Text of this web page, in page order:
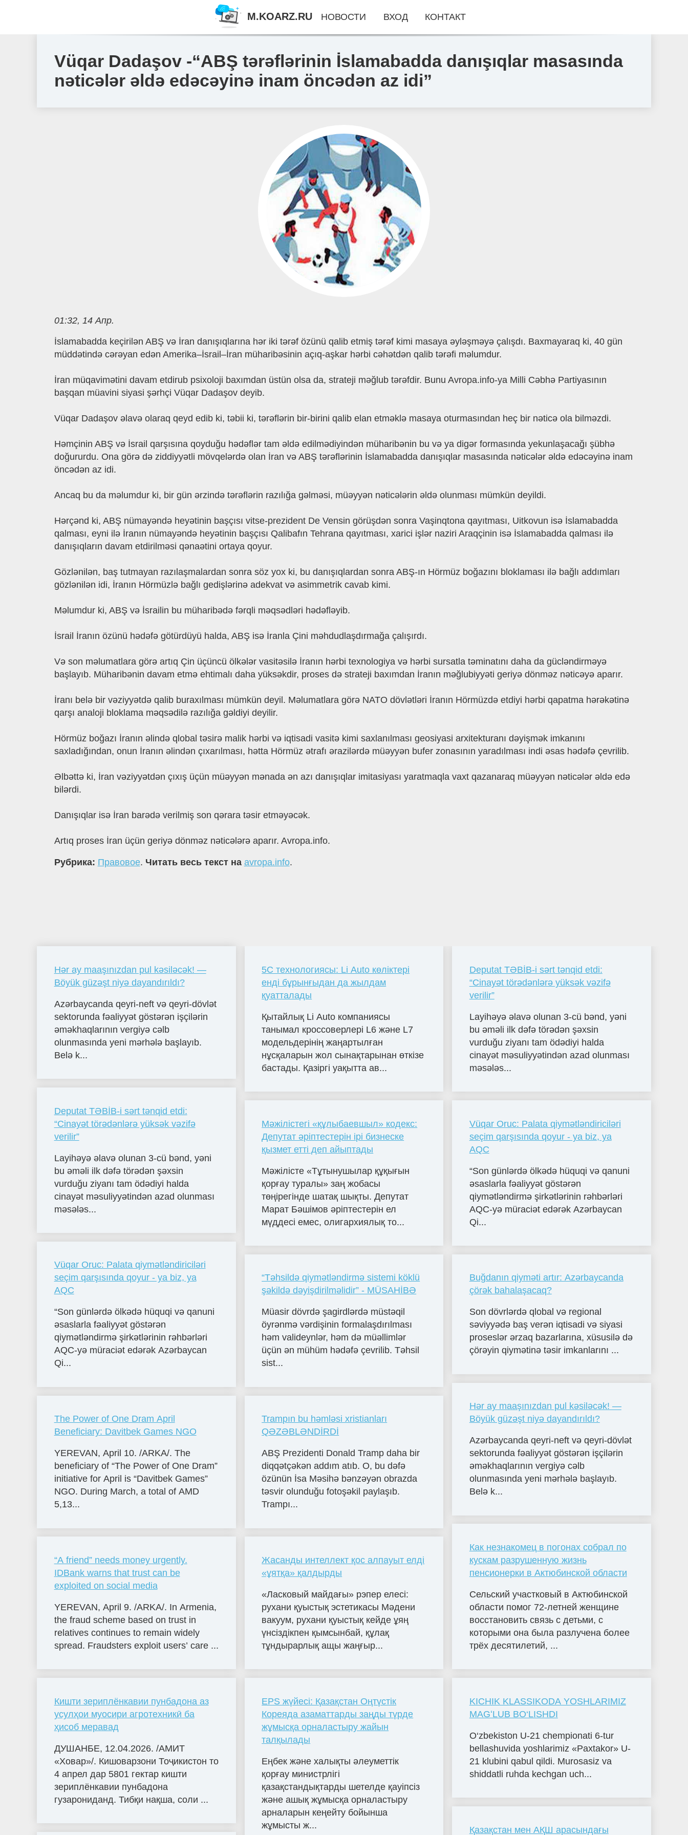
Vüqar Dadaşov -“ABŞ tərəflərinin İslamabadda danışıqlar masasında
nəticələr əldə edəcəyinə inam öncədən az idi”
01:32, 14 Апр.
İslamabadda keçirilən ABŞ və İran danışıqlarına hər iki tərəf özünü qalib etmiş tərəf kimi masaya əyləşməyə çalışdı. Baxmayaraq ki, 40 gün
müddətində cərəyan edən Amerika–İsrail–İran müharibəsinin açıq-aşkar hərbi cəhətdən qalib tərəfi məlumdur.
İran müqavimətini davam etdirub psixoloji baxımdan üstün olsa da, strateji məğlub tərəfdir. Bunu Avropa.info-ya Milli Cəbhə Partiyasının
başqan müavini siyasi şərhçi Vüqar Dadaşov deyib.
Vüqar Dadaşov əlavə olaraq qeyd edib ki, təbii ki, tərəflərin bir-birini qalib elan etməklə masaya oturmasından heç bir nəticə ola bilməzdi.
Həmçinin ABŞ və İsrail qarşısına qoyduğu hədəflər tam əldə edilmədiyindən müharibənin bu və ya digər formasında yekunlaşacağı şübhə
doğururdu. Ona görə də ziddiyyətli mövqelərdə olan İran və ABŞ tərəflərinin İslamabadda danışıqlar masasında nəticələr əldə edəcəyinə inam
öncədən az idi.
Ancaq bu da məlumdur ki, bir gün ərzində tərəflərin razılığa gəlməsi, müəyyən nəticələrin əldə olunması mümkün deyildi.
Hərçənd ki, ABŞ nümayəndə heyətinin başçısı vitse-prezident De Vensin görüşdən sonra Vaşinqtona qayıtması, Uitkovun isə İslamabadda
qalması, eyni ilə İranın nümayəndə heyətinin başçısı Qalibafın Tehrana qayıtması, xarici işlər naziri Araqçinin isə İslamabadda qalması ilə
danışıqların davam etdirilməsi qənaətini ortaya qoyur.
Gözlənilən, baş tutmayan razılaşmalardan sonra söz yox ki, bu danışıqlardan sonra ABŞ-ın Hörmüz boğazını bloklaması ilə bağlı addımları
gözlənilən idi, İranın Hörmüzlə bağlı gedişlərinə adekvat və asimmetrik cavab kimi.
Məlumdur ki, ABŞ və İsrailin bu müharibədə fərqli məqsədləri hədəfləyib.
İsrail İranın özünü hədəfə götürdüyü halda, ABŞ isə İranla Çini məhdudlaşdırmağa çalışırdı.
Və son məlumatlara görə artıq Çin üçüncü ölkələr vasitəsilə İranın hərbi texnologiya və hərbi sursatla təminatını daha da gücləndirməyə
başlayıb. Müharibənin davam etmə ehtimalı daha yüksəkdir, proses də strateji baxımdan İranın məğlubiyyəti geriyə dönməz nəticəyə aparır.
İranı belə bir vəziyyətdə qalib buraxılması mümkün deyil. Məlumatlara görə NATO dövlətləri İranın Hörmüzdə etdiyi hərbi qapatma hərəkətinə
qarşı analoji bloklama məqsədilə razılığa gəldiyi deyilir.
Hörmüz boğazı İranın əlində qlobal təsirə malik hərbi və iqtisadi vasitə kimi saxlanılması geosiyasi arxitekturanı dəyişmək imkanını
saxladığından, onun İranın əlindən çıxarılması, hətta Hörmüz ətrafı ərazilərdə müəyyən bufer zonasının yaradılması indi əsas hədəfə çevrilib.
Əlbəttə ki, İran vəziyyətdən çıxış üçün müəyyən mənada ən azı danışıqlar imitasiyası yaratmaqla vaxt qazanaraq müəyyən nəticələr əldə edə
bilərdi.
Danışıqlar isə İran barədə verilmiş son qərara təsir etməyəcək.
Artıq proses İran üçün geriyə dönməz nəticələrə aparır. Avropa.info.
Рубрика: Правовое. Читать весь текст на avropa.info.
Hər ay maaşınızdan pul kəsiləcək! —
Böyük güzəşt niyə dayandırıldı?
Azərbaycanda qeyri-neft və qeyri-dövlət
sektorunda fəaliyyət göstərən işçilərin
əməkhaqlarının vergiyə cəlb
olunmasında yeni mərhələ başlayıb.
Belə k...
Deputat TƏBİB-i sərt tənqid etdi:
“Cinayət törədənlərə yüksək vəzifə
verilir”
Layihəyə əlavə olunan 3-cü bənd, yəni
bu əməli ilk dəfə törədən şəxsin
vurduğu ziyanı tam ödədiyi halda
cinayət məsuliyyətindən azad olunması
məsələs...
Vüqar Oruc: Palata qiymətləndiriciləri
seçim qarşısında qoyur - ya biz, ya
AQC
“Son günlərdə ölkədə hüquqi və qanuni
əsaslarla fəaliyyət göstərən
qiymətləndirmə şirkətlərinin rəhbərləri
AQC-yə müraciət edərək Azərbaycan
Qi...
The Power of One Dram April
Beneficiary: Davitbek Games NGO
YEREVAN, April 10. /ARKA/. The
beneficiary of “The Power of One Dram”
initiative for April is “Davitbek Games”
NGO. During March, a total of AMD
5,13...
“A friend” needs money urgently.
IDBank warns that trust can be
exploited on social media
YEREVAN, April 9. /ARKA/. In Armenia,
the fraud scheme based on trust in
relatives continues to remain widely
spread. Fraudsters exploit users’ care ...
Кишти зериплёнкавии пунбадона аз
усулҳои муосири агротехникӣ ба
ҳисоб меравад
ДУШАНБЕ, 12.04.2026. /АМИТ
«Ховар»/. Кишоварзони Тоҷикистон то
4 апрел дар 5801 гектар кишти
зериплёнкавии пунбадона
гузарониданд. Тибқи нақша, соли ...
5С технологиясы: Li Auto көліктері
енді бұрынғыдан да жылдам
қуатталады
Қытайлық Li Auto компаниясы
танымал кроссоверлері L6 және L7
модельдерінің жаңартылған
нұсқаларын жол сынақтарынан өткізе
бастады. Қазіргі уақытта ав...
Мәжілістегі «құлыбаевшыл» кодекс:
Депутат әріптестерін ірі бизнеске
қызмет етті деп айыптады
Мәжілісте «Тұтынушылар құқығын
қорғау туралы» заң жобасы
төңірегінде шатақ шықты. Депутат
Марат Бәшімов әріптестерін ел
мүддесі емес, олигархиялық то...
“Təhsildə qiymətləndirmə sistemi köklü
şəkildə dəyişdirilməlidir” - MÜSAHİBƏ
Müasir dövrdə şagirdlərdə müstəqil
öyrənmə vərdişinin formalaşdırılması
həm valideynlər, həm də müəllimlər
üçün ən mühüm hədəfə çevrilib. Təhsil
sist...
Trampın bu həmləsi xristianları
QƏZƏBLƏNDİRDİ
ABŞ Prezidenti Donald Tramp daha bir
diqqətçəkən addım atıb. O, bu dəfə
özünün İsa Məsihə bənzəyən obrazda
təsvir olunduğu fotoşəkil paylaşıb.
Trampı...
Жасанды интеллект қос алпауыт елді
«ұятқа» қалдырды
«Ласковый майдағы» рэпер елесі:
рухани қуыстық эстетикасы Мәдени
вакуум, рухани қуыстық кейде ұяң
үнсіздікпен қымсынбай, құлақ
тұндырарлық ащы жаңғыр...
EPS жүйесі: Қазақстан Оңтүстік
Кореяда азаматтарды заңды түрде
жұмысқа орналастыру жайын
талқылады
Еңбек және халықты әлеуметтік
қорғау министрлігі
қазақстандықтарды шетелде қауіпсіз
және ашық жұмысқа орналастыру
арналарын кеңейту бойынша
жұмысты ж...
Deputat TƏBİB-i sərt tənqid etdi:
“Cinayət törədənlərə yüksək vəzifə
verilir”
Layihəyə əlavə olunan 3-cü bənd, yəni
bu əməli ilk dəfə törədən şəxsin
vurduğu ziyanı tam ödədiyi halda
cinayət məsuliyyətindən azad olunması
məsələs...
Vüqar Oruc: Palata qiymətləndiriciləri
seçim qarşısında qoyur - ya biz, ya
AQC
“Son günlərdə ölkədə hüquqi və qanuni
əsaslarla fəaliyyət göstərən
qiymətləndirmə şirkətlərinin rəhbərləri
AQC-yə müraciət edərək Azərbaycan
Qi...
Buğdanın qiyməti artır: Azərbaycanda
çörək bahalaşacaq?
Son dövrlərdə qlobal və regional
səviyyədə baş verən iqtisadi və siyasi
proseslər ərzaq bazarlarına, xüsusilə də
çörəyin qiymətinə təsir imkanlarını ...
Hər ay maaşınızdan pul kəsiləcək! —
Böyük güzəşt niyə dayandırıldı?
Azərbaycanda qeyri-neft və qeyri-dövlət
sektorunda fəaliyyət göstərən işçilərin
əməkhaqlarının vergiyə cəlb
olunmasında yeni mərhələ başlayıb.
Belə k...
Как незнакомец в погонах собрал по
кускам разрушенную жизнь
пенсионерки в Актюбинской области
Сельский участковый в Актюбинской
области помог 72-летней женщине
восстановить связь с детьми, с
которыми она была разлучена более
трёх десятилетий, ...
KICHIK KLASSIKODA YOSHLARIMIZ
MAGʻLUB BO‘LISHDI
O‘zbekiston U-21 chempionati 6-tur
bellashuvida yoshlarimiz «Paxtakor» U-
21 klubini qabul qildi. Murosasiz va
shiddatli ruhda kechgan uch...
Қазақстан мен АҚШ арасындағы
M.KOARZ.RU НОВОСТИ ВХОД КОНТАКТ